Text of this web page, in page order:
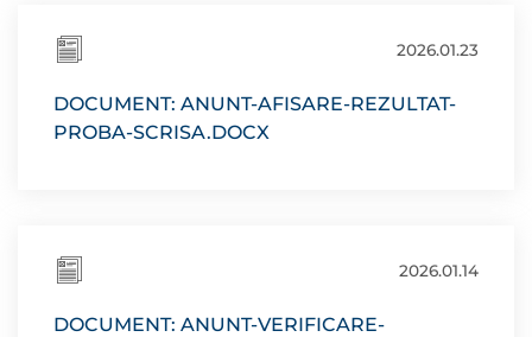
2026.01.23
DOCUMENT: ANUNT-AFISARE-REZULTAT-
PROBA-SCRISA.DOCX
2026.01.14
DOCUMENT: ANUNT-VERIFICARE-